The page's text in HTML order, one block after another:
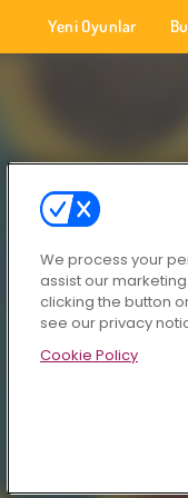
Yeni Oyunlar
We process your
assist our
clicking the button
see our privacy
Cookie Policy